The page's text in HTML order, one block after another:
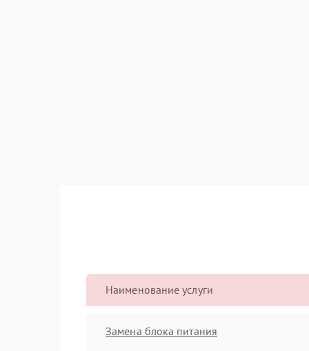
Наименование услуги
Замена блока питания